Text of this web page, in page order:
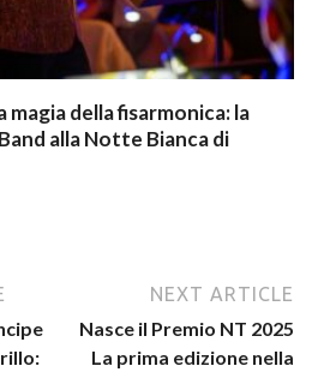
magia della fisarmonica: la
alla Notte Bianca di
NEXT ARTICLE
Nasce il Premio NT 2025
La prima edizione nella